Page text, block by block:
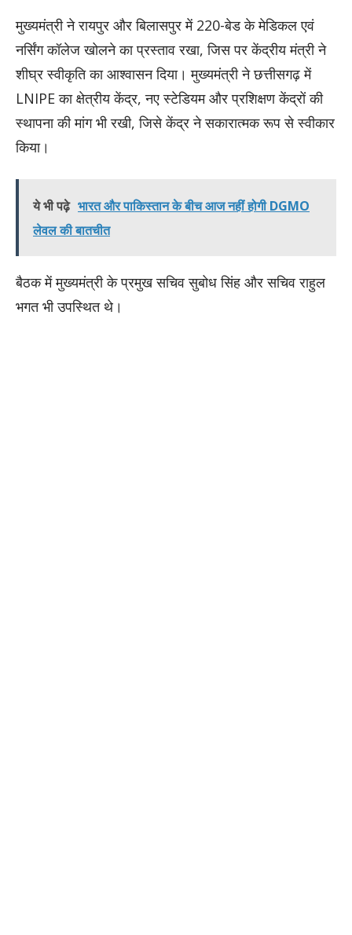
मुख्यमंत्री ने रायपुर और बिलासपुर में 220-बेड के मेडिकल एवं
नर्सिंग कॉलेज खोलने का प्रस्ताव रखा, जिस पर केंद्रीय मंत्री ने
शीघ्र स्वीकृति का आश्वासन दिया। मुख्यमंत्री ने छत्तीसगढ़ में
LNIPE का क्षेत्रीय केंद्र, नए स्टेडियम और प्रशिक्षण केंद्रों की
स्थापना की मांग भी रखी, जिसे केंद्र ने सकारात्मक रूप से स्वीकार
किया।
ये भी पढ़े भारत और पाकिस्तान के बीच आज नहीं होगी DGMO
लेवल की बातचीत
बैठक में मुख्यमंत्री के प्रमुख सचिव सुबोध सिंह और सचिव राहुल
भगत भी उपस्थित थे।